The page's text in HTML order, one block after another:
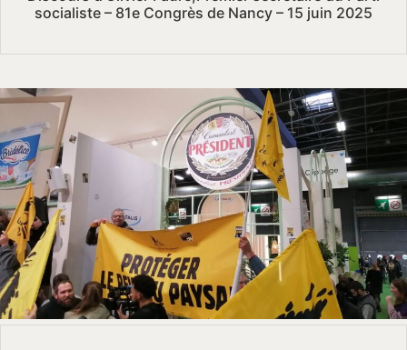
socialiste – 81e Congrès de Nancy – 15 juin 2025